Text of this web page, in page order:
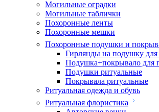
Могильные оградки
Могильные таблички
Похоронные ленты
Похоронные мешки
Похоронные подушки и
Гирлянды на подушку для
Подушка+покрывало для
Подушки ритуальные
Покрывала ритуальные
Ритуальная одежда и обувь
Ритуальная флористика